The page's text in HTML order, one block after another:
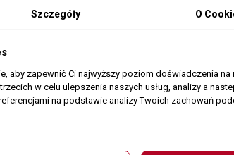
róża wielkokwiatowa
Szczegóły O
aby zapewnić Ci najwyższy poziom doświadczenia na
w celu ulepszenia naszych usług, analizy a
na podstawie analizy Twoich zachowań